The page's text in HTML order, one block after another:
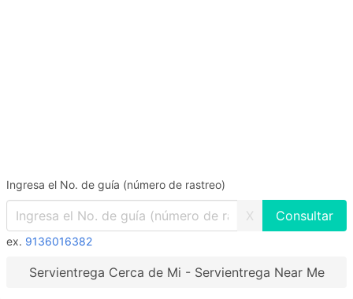
Ingresa el No. de guía (número de rastreo)
X
ex. 9136016382
Servientrega Cerca de Mi - Servientrega Near Me